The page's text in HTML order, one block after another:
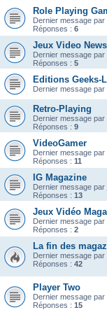
Role Playing
Dernier message par
Réponses : 6
Jeux Video News
Dernier message par
Réponses : 5
Editions Geeks-
Dernier message par
Retro-Playing
Dernier message par
Réponses : 9
VideoGamer
Dernier message par
Réponses : 11
IG Magazine
Dernier message par
Réponses : 13
Jeux Vidéo
Dernier message par
Réponses : 2
La fin des
Dernier message par
Réponses : 42
Player Two
Dernier message par
Réponses : 15